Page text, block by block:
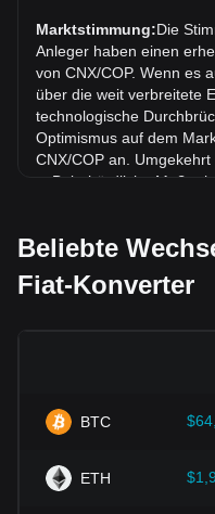
Marktstimmung:Die
Anleger haben einen
von CNX/COP. Wenn es
über die weit verbreitete
technologische
Optimismus auf dem
CNX/COP an.
z. B. behördliche
Vorschriften, die
können das Vertrauen
oder zu strenge
Kryptowährungen
Wirtschaftliche
Beliebte
Fiat-Konverter
BTC
ETH